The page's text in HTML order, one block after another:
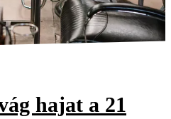
hajat a 21